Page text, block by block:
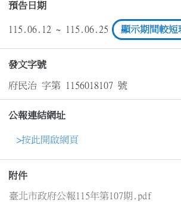
預告日期
115.06.12 ~ 115.06.25 顯示期間較短
發文字號
府民治 字第 1156018107 號
公報連結網址
>按此開啟網頁
附件
臺北市政府公報115年第107期.pdf